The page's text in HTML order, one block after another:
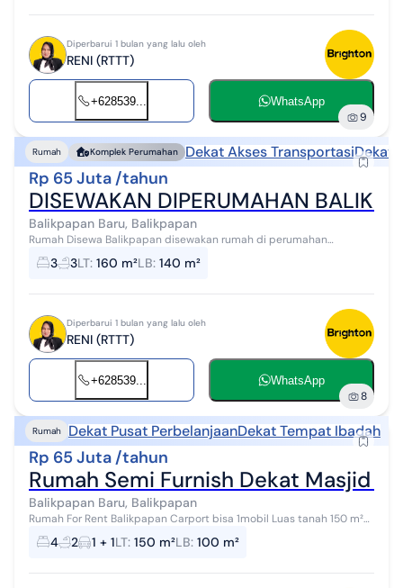
Diperbarui 1 bulan yang lalu oleh
RENI (RTTT)
+628539... WhatsApp
9
Rumah Komplek Perumahan Dekat Akses TransportasiDekat
Rp 65 Juta /tahun
DISEWAKAN DIPERUMAHAN
Balikpapan Baru, Balikpapan
Rumah Disewa Balikpapan disewakan rumah di perumahan
elit,perumahan Balikpapan baru cluster vancover,full
furnished,daerah nyaman,aman dengan secur...
3 3LT: 160 m²LB: 140 m²
Diperbarui 1 bulan yang lalu oleh
RENI (RTTT)
+628539... WhatsApp
8
Rumah Dekat Pusat PerbelanjaanDekat Tempat Ibadah
Rp 65 Juta /tahun
Rumah Semi Furnish Dekat Masjid
Balikpapan Baru, Balikpapan
Rumah For Rent Balikpapan Carport bisa 1mobil Luas tanah 150 m²
Luas Bangunan 100 m² Kt 4 km 2 Listrik 2200 Watt PDAM Semi
Furnish: , 3 U...
4 2 1 + 1LT: 150 m²LB: 100 m²